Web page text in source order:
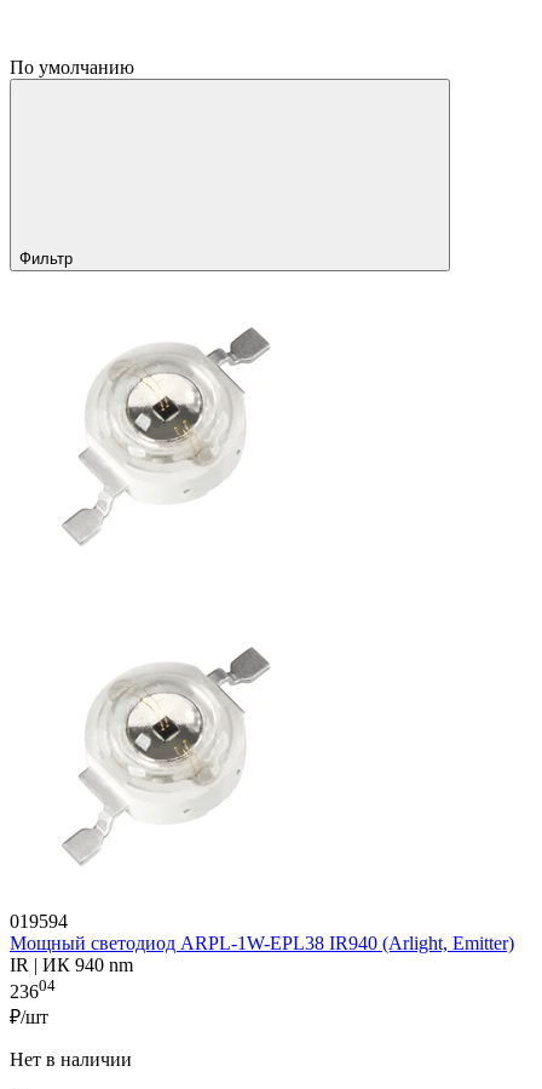
По умолчанию
Фильтр
019594
Мощный светодиод ARPL-1W-EPL38 IR940 (Arlight, Emitter)
IR | ИК 940 nm
23604
₽/шт
Нет в наличии